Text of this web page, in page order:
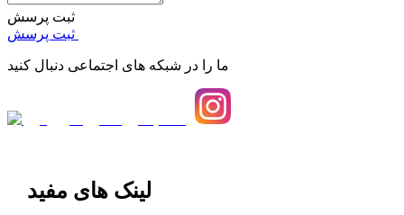
ثبت پرسش
ما را در شبکه های اجتماعی دنبال کنید
لینک های مفید